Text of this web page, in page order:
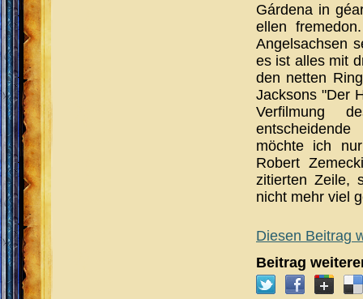
Gárdena in
ellen
Angelsachsen
es ist alles mit
den netten
Jacksons "Der
Verfilmung
möchte ich
Robert
zitierten Zeile,
nicht mehr viel
Diesen Beitrag
Beitrag